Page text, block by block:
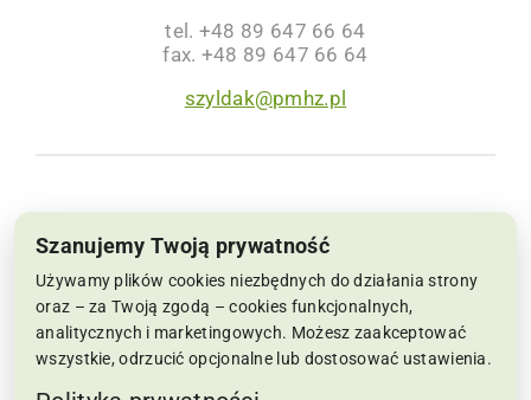
tel. +48 89 647 66 64
fax. +48 89 647 66 64
szyldak@pmhz.pl
NIP: 6691002564, KRS: 0000063659 | Sąd
Rejonowy w Koszalinie IX Wydział Krajowego
Rejestru Sądowego Kapitał Zakładowy:
22.286.500 zł
Szanujemy Twoją prywatność
Używamy plików cookies niezbędnych do działania strony
oraz – za Twoją zgodą – cookies funkcjonalnych,
analitycznych i marketingowych. Możesz zaakceptować
wszystkie, odrzucić opcjonalne lub dostosować ustawienia.